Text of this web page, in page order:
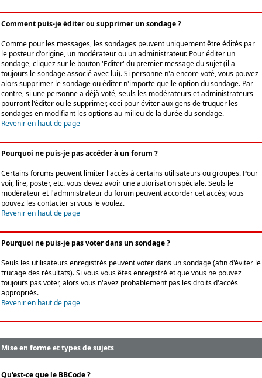
Comment puis-je éditer ou supprimer un sondage ?
Comme pour les messages, les sondages peuvent uniquement être édités par
le posteur d'origine, un modérateur ou un administrateur. Pour éditer un
sondage, cliquez sur le bouton 'Editer' du premier message du sujet (il a
toujours le sondage associé avec lui). Si personne n'a encore voté, vous pouvez
alors supprimer le sondage ou éditer n'importe quelle option du sondage. Par
contre, si une personne a déjà voté, seuls les modérateurs et administrateurs
pourront l'éditer ou le supprimer, ceci pour éviter aux gens de truquer les
sondages en modifiant les options au milieu de la durée du sondage.
Revenir en haut de page
Pourquoi ne puis-je pas accéder à un forum ?
Certains forums peuvent limiter l'accès à certains utilisateurs ou groupes. Pour
voir, lire, poster, etc. vous devez avoir une autorisation spéciale. Seuls le
modérateur et l'administrateur du forum peuvent accorder cet accès; vous
pouvez les contacter si vous le voulez.
Revenir en haut de page
Pourquoi ne puis-je pas voter dans un sondage ?
Seuls les utilisateurs enregistrés peuvent voter dans un sondage (afin d'éviter le
trucage des résultats). Si vous vous êtes enregistré et que vous ne pouvez
toujours pas voter, alors vous n'avez probablement pas les droits d'accès
appropriés.
Revenir en haut de page
Mise en forme et types de sujets
Qu'est-ce que le BBCode ?